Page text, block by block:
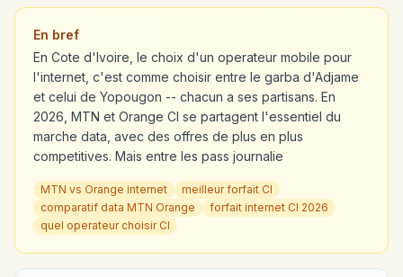
En bref
En Cote d'Ivoire, le choix d'un operateur mobile pour
l'internet, c'est comme choisir entre le garba d'Adjame
et celui de Yopougon -- chacun a ses partisans. En
2026, MTN et Orange CI se partagent l'essentiel du
marche data, avec des offres de plus en plus
competitives. Mais entre les pass journalie
MTN vs Orange internet
meilleur forfait CI
comparatif data MTN Orange
forfait internet CI 2026
quel operateur choisir CI